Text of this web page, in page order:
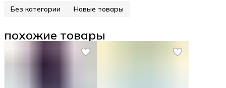
Без категории Новые товары
похожие товары